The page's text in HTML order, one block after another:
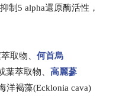
制5 alpha還原酶活性，
萃取物、何首烏
葉萃取物、高麗蔘
洋褐藻(Ecklonia cava)